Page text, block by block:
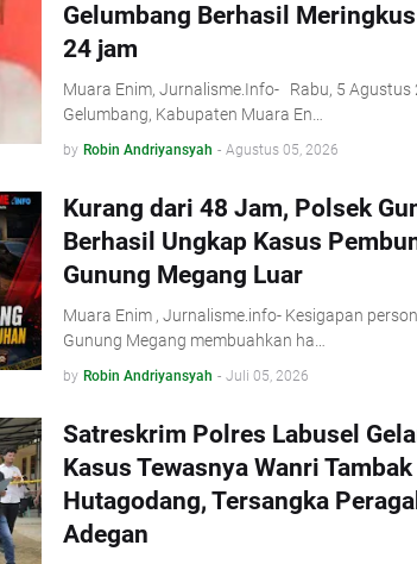
Gelumbang Berhasil
24 jam
Muara Enim, Jurnalisme.Info- Rabu, 5 Agustus
Gelumbang, Kabupaten Muara En…
by Robin Andriyansyah - Agustus 05, 2026
Kurang dari 48 Jam, Polsek
Berhasil Ungkap Kasus
Gunung Megang Luar
Muara Enim , Jurnalisme.info- Kesigapan
Gunung Megang membuahkan ha…
by Robin Andriyansyah - Juli 05, 2026
Satreskrim Polres Labusel
Kasus Tewasnya Wanri
Hutagodang, Tersangka
Adegan